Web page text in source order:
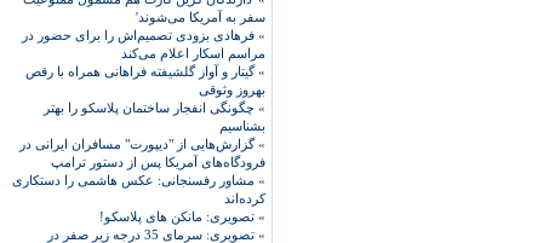
سفر به آمریکا می‌شوند'
» فرهادی بزودی تصمیم‌اش را برای حضور در
مراسم اسکار اعلام می‌کند
»گیتار و آواز گلشیفته فراهانی همراه با رقص
بهروز وثوقی
» چگونگی انفجار ساختمان پلاسکو را بهتر
بشناسیم
»گزارش‌هایی از "دیپورت" مسافران ایرانی در
فرودگاه‌های آمریکا پس از دستور ترامپ
» مشاور رفسنجانی: عکس هاشمی را دستکاری
کرده‌اند
» تصویری: مانکن های پلاسکو!
»
تصویری: سرمای 35 درجه زیر صفر در